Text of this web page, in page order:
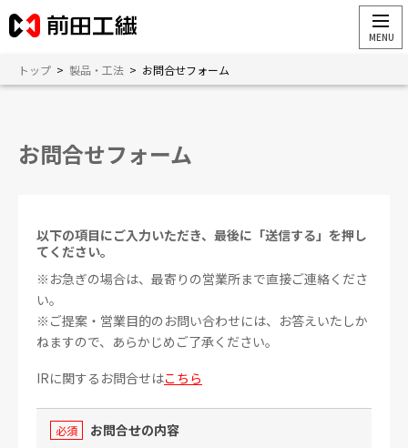
トップ > 製品・工法 > お問合せフォーム
お問合せフォーム
以下の項目にご入力いただき、最後に「送信する」を押し
てください。
※お急ぎの場合は、最寄りの営業所まで直接ご連絡くださ
い。
※ご提案・営業目的のお問い合わせには、お答えいたしか
ねますので、あらかじめご了承ください。
IRに関するお問合せはこちら
必須 お問合せの内容